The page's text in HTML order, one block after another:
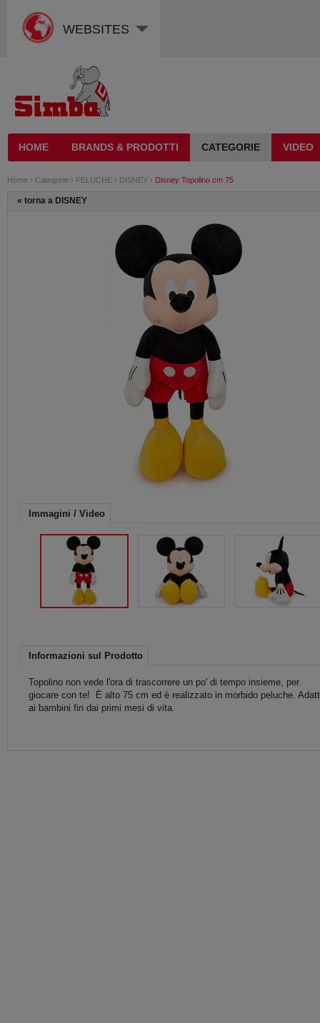
WEBSITES
HOME BRANDS & PRODOTTI CATEGORIE VIDEO
Home › Categorie › PELUCHE › DISNEY › Disney Topolino cm 75
« torna a DISNEY
Immagini / Video
Informazioni sul Prodotto
Topolino non vede l'ora di trascorrere un po' di tempo insieme, per
giocare con te! È alto 75 cm ed è realizzato in morbido peluche.
ai bambini fin dai primi mesi di vita.